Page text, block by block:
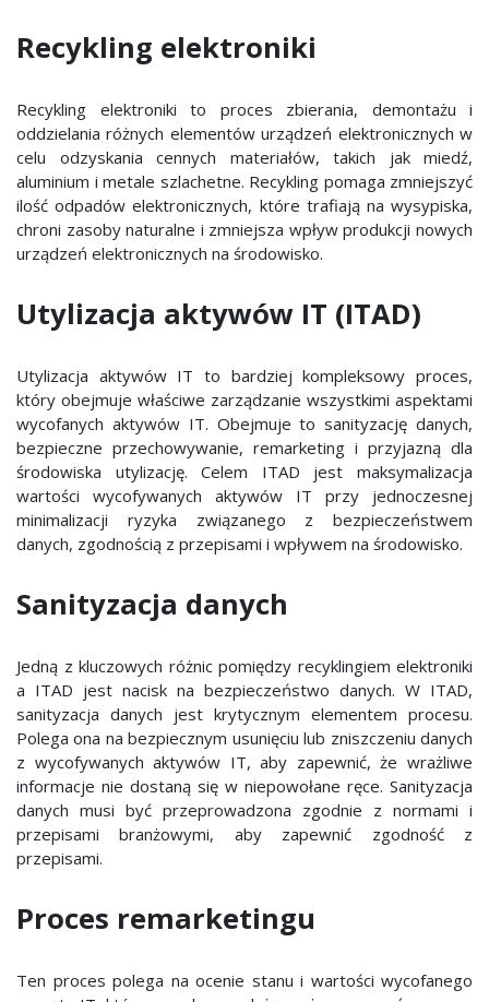
Recykling elektroniki
Recykling elektroniki to proces zbierania, demontażu i
oddzielania różnych elementów urządzeń elektronicznych w
celu odzyskania cennych materiałów, takich jak miedź,
aluminium i metale szlachetne. Recykling pomaga zmniejszyć
ilość odpadów elektronicznych, które trafiają na wysypiska,
chroni zasoby naturalne i zmniejsza wpływ produkcji nowych
urządzeń elektronicznych na środowisko.
Utylizacja aktywów IT (ITAD)
Utylizacja aktywów IT to bardziej kompleksowy proces,
który obejmuje właściwe zarządzanie wszystkimi aspektami
wycofanych aktywów IT. Obejmuje to sanityzację danych,
bezpieczne przechowywanie, remarketing i przyjazną dla
środowiska utylizację. Celem ITAD jest maksymalizacja
wartości wycofywanych aktywów IT przy jednoczesnej
minimalizacji ryzyka związanego z bezpieczeństwem
danych, zgodnością z przepisami i wpływem na środowisko.
Sanityzacja danych
Jedną z kluczowych różnic pomiędzy recyklingiem elektroniki
a ITAD jest nacisk na bezpieczeństwo danych. W ITAD,
sanityzacja danych jest krytycznym elementem procesu.
Polega ona na bezpiecznym usunięciu lub zniszczeniu danych
z wycofywanych aktywów IT, aby zapewnić, że wrażliwe
informacje nie dostaną się w niepowołane ręce. Sanityzacja
danych musi być przeprowadzona zgodnie z normami i
przepisami branżowymi, aby zapewnić zgodność z
przepisami.
Proces remarketingu
Ten proces polega na ocenie stanu i wartości wycofanego